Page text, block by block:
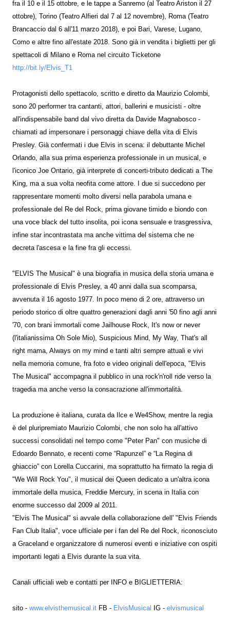
fra il 10 e il 15 ottobre, e le tappe a Sanremo (al Teatro Ariston il 27
ottobre), Torino (Teatro Alfieri dal 7 al 12 novembre), Roma (Teatro
Brancaccio dal 6 all'11 marzo 2018), e poi Bari, Varese, Lugano,
Como e altre fino all'estate 2018. Sono già in vendita i biglietti per gli
spettacoli di Milano e Roma nel circuito Ticketone
http://bit.ly/Elvis_T1
Protagonisti dello spettacolo, scritto e diretto da Maurizio Colombi,
sono 20 performer tra cantanti, attori, ballerini e musicisti - oltre
all'indispensabile band dal vivo diretta da Davide Magnabosco -
chiamati ad impersonare i personaggi chiave della vita di Elvis
Presley. Già confermati i due Elvis in scena: il debuttante Michel
Orlando, alla sua prima esperienza professionale in un musical, e
l'iconico Joe Ontario, già interprete di concerti-tributo dedicati a The
King, ma a sua volta neofita come attore. I due si succedono per
rappresentare momenti molto diversi nella parabola umana e
professionale del Re del Rock, prima giovane timido e biondo con
una voce black del tutto insolita, poi icona sensuale e trasgressiva,
infine star incontrastata ma anche vittima del sistema che ne
decreta l'ascesa e la fine fra gli eccessi.
"ELVIS The Musical" è una biografia in musica della storia umana e
professionale di Elvis Presley, a 40 anni dalla sua scomparsa,
avvenuta il 16 agosto 1977. In poco meno di 2 ore, attraverso un
periodo storico di oltre quattro generazioni dagli anni '50 fino agli anni
'70, con brani immortali come Jailhouse Rock, It's now or never
(l'italianissima Oh Sole Mio), Suspicious Mind, My Way, That's all
right mama, Always on my mind e tanti altri sempre attuali e vivi
nella memoria comune, fra foto e video originali dell'epoca, "Elvis
The Musical" accompagna il pubblico in una rock'n'roll ride verso la
tragedia ma anche verso la consacrazione all'immortalità.
La produzione è italiana, curata da Ilce e We4Show, mentre la regia
è del pluripremiato Maurizio Colombi, che non solo ha all'attivo
successi consolidati nel tempo come "Peter Pan" con musiche di
Edoardo Bennato, e recenti come “Rapunzel” e “La Regina di
ghiaccio” con Lorella Cuccarini, ma soprattutto ha firmato la regia di
"We Will Rock You", il musical dei Queen dedicato a un'altra icona
immortale della musica, Freddie Mercury, in scena in Italia con
enorme successo dal 2009 al 2011.
"Elvis The Musical" si avvale della collaborazione dell' "Elvis Friends
Fan Club Italia", voce ufficiale per i fan del Re del Rock, riconosciuto
a Graceland e organizzatore di numerosi eventi e iniziative con ospiti
importanti legati a Elvis durante la sua vita.
Canali ufficiali web e contatti per INFO e BIGLIETTERIA:
sito - www.elvisthemusical.it FB - ElvisMusical IG - elvismusical